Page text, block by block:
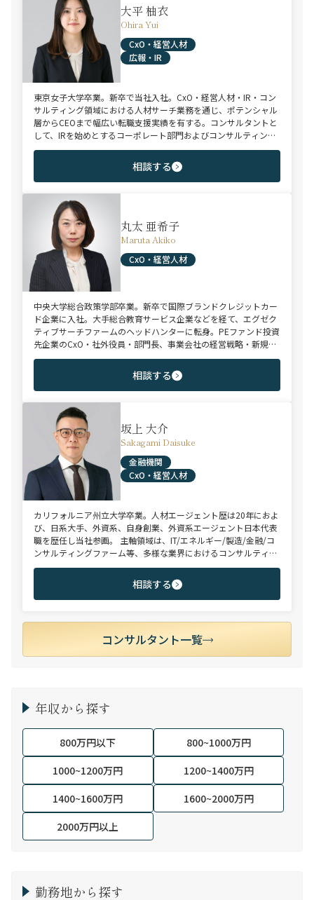
大平 柚衣
Ohira Yui
CxO・経営人材
広報・IR
東京女子大学卒業。新卒で当社入社。CxO・経営人材・IR・コン
サルティング領域における人材サーチ業務を通じ、ポテンシャル
層からCEOまで幅広い転職支援実績を有する。コンサルタントと
して、IRを始めとするコーポレート部門およびコンサルティング
ファーム領域を中心に担当。未経験・ポテンシャル層からミド
ル・ハイクラス層まで、年代・職階を問わず幅広くご支援可能。
相談する
丸太 亜希子
Maruta Akiko
CxO・経営人材
中央大学総合政策学部卒業。新卒で国際ブランドクレジットカー
ド企業に入社。大手総合教育サービス企業などを経て、エグゼク
ティブサーチファームのヘッドハンターに転身。PEファンド投資
先企業のCxO・社外役員・部門長、事業会社の経営戦略・新規事
業・マーケティングなどの戦略企画系ハイクラスポジションにお
ける豊富な転職支援実績。金融/製造/消費財/小売流通/サービス
などを中心に幅広い業種に対応。
相談する
坂上 大介
Sakagami Daisuke
金融機関
CxO・経営人材
カリフォルニア州立大学卒業。人材エージェント歴は20年におよ
び、日系大手、外資系、自身創業、外資系エージェント日本代表
職を歴任し当社参画。 主軸領域は、IT/エネルギー/製造/金融/コ
ンサルティングファーム等、多様な業界におけるコンサルティン
グ/法務/財務/リスク・コンプライアンス/CxO、等。 近年ご支援
した求職者様の内定年収の中央値は約2,000万円。長年の実績と
クライアント採用企業様との強固な信頼関係をもとに、独占ポジ
ション（特命案件）のご提案を通じ、求職者の皆様へ付加価値を
相談する
コンサルタント一覧
年収から探す
800万円以下
800~1000万円
1000~1200万円
1200~1400万円
1400~1600万円
1600~2000万円
2000万円以上
勤務地から探す